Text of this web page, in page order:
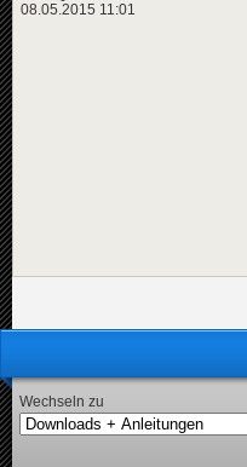
08.05.2015 11:01
Wechseln zu